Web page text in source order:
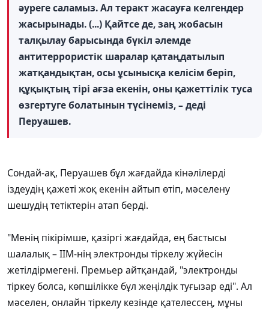
әуреге саламыз. Ал теракт жасауға келгендер
жасырынады. (...) Қайтсе де, заң жобасын
талқылау барысында бүкіл әлемде
антитеррористік шаралар қатаңдатылып
жатқандықтан, осы ұсынысқа келісім беріп,
құқықтың тірі ағза екенін, оны қажеттілік туса
өзгертуге болатынын түсінеміз, – деді
Перуашев.
Сондай-ақ, Перуашев бұл жағдайда кінәлілерді
іздеудің қажеті жоқ екенін айтып өтіп, мәселену
шешудің тетіктерін атап берді.
"Менің пікірімше, қазіргі жағдайда, ең бастысы
шалалық – ІІМ-нің электронды тіркелу жүйесін
жетілдірмегені. Премьер айтқандай, "электронды
тіркеу болса, көпшілікке бұл жеңілдік туғызар еді". Ал
мәселен, онлайн тіркелу кезінде қателессең, мұны